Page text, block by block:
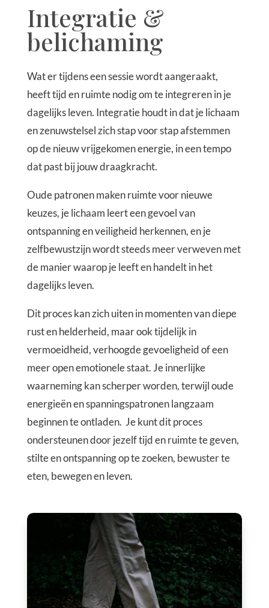
Integratie &
belichaming
Wat er tijdens een sessie wordt aangeraakt,
heeft tijd en ruimte nodig om te integreren in je
dagelijks leven. Integratie houdt in dat je lichaam
en zenuwstelsel zich stap voor stap afstemmen
op de nieuw vrijgekomen energie, in een tempo
dat past bij jouw draagkracht.
Oude patronen maken ruimte voor nieuwe
keuzes, je lichaam leert een gevoel van
ontspanning en veiligheid herkennen, en je
zelfbewustzijn wordt steeds meer verweven met
de manier waarop je leeft en handelt in het
dagelijks leven.
Dit proces kan zich uiten in momenten van diepe
rust en helderheid, maar ook tijdelijk in
vermoeidheid, verhoogde gevoeligheid of een
meer open emotionele staat. Je innerlijke
waarneming kan scherper worden, terwijl oude
energieën en spanningspatronen langzaam
beginnen te ontladen. Je kunt dit proces
ondersteunen door jezelf tijd en ruimte te geven,
stilte en ontspanning op te zoeken, bewuster te
eten, bewegen en leven.